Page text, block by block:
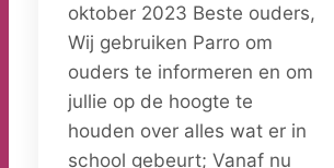
oktober 2023 Beste ouders,
Wij gebruiken Parro om
ouders te informeren en om
jullie op de hoogte te
houden over alles wat er in
school gebeurt; Vanaf nu